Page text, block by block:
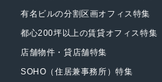
有名ビルの分割区画オフィス特集
都心200坪以上の賃貸オフィス特集
店舗物件・貸店舗特集
SOHO（住居兼事務所）特集